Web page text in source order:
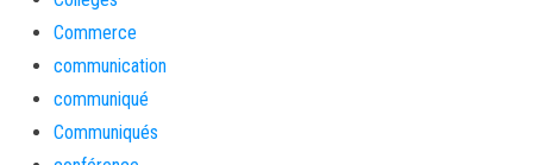
Commerce
communication
communiqué
Communiqués